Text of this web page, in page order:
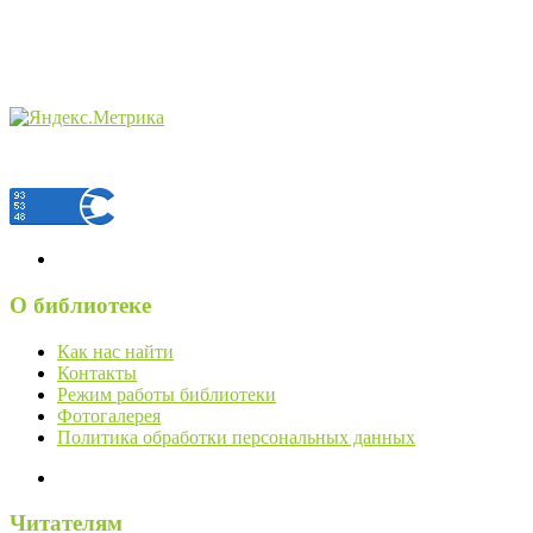
О библиотеке
Как нас найти
Контакты
Режим работы библиотеки
Фотогалерея
Политика обработки персональных данных
Читателям